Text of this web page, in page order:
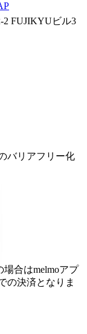
2 FUJIKYUビル3
バリアフリー化
合はmelmoアプ
の決済となりま